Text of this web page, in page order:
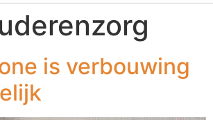
is verbouwing